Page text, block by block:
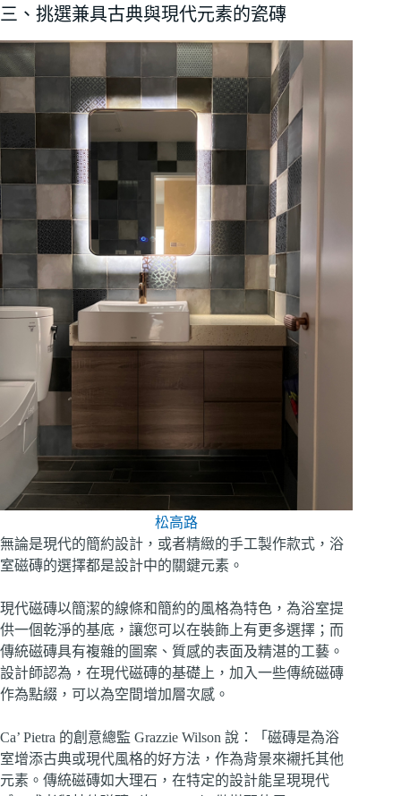
三、挑選兼具古典與現代元素的瓷磚
松高路
無論是現代的簡約設計，或者精緻的手工製作款式，浴
室磁磚的選擇都是設計中的關鍵元素。
現代磁磚以簡潔的線條和簡約的風格為特色，為浴室提
供一個乾淨的基底，讓您可以在裝飾上有更多選擇；而
傳統磁磚具有複雜的圖案、質感的表面及精湛的工藝。
設計師認為，在現代磁磚的基礎上，加入一些傳統磁磚
作為點綴，可以為空間增加層次感。
Ca’ Pietra 的創意總監 Grazzie Wilson 說：「磁磚是為浴
室增添古典或現代風格的好方法，作為背景來襯托其他
元素。傳統磁磚如大理石，在特定的設計能呈現現代